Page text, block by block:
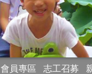
會員專區 志工召募